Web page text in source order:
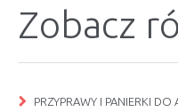
Zobacz
PRZYPRAWY I PANIERKI DO